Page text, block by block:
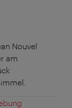
Nouvel
am